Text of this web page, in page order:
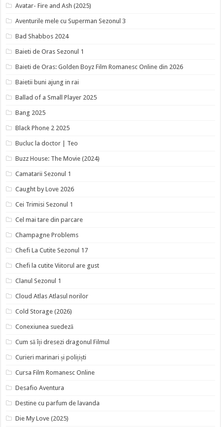
Avatar- Fire and Ash (2025)
Aventurile mele cu Superman Sezonul 3
Bad Shabbos 2024
Baieti de Oras Sezonul 1
Baieti de Oras: Golden Boyz Film Romanesc Online din 2026
Baietii buni ajung in rai
Ballad of a Small Player 2025
Bang 2025
Black Phone 2 2025
Bucluc la doctor | Teo
Buzz House: The Movie (2024)
Camatarii Sezonul 1
Caught by Love 2026
Cei Trimisi Sezonul 1
Cel mai tare din parcare
Champagne Problems
Chefi La Cutite Sezonul 17
Chefi la cutite Viitorul are gust
Clanul Sezonul 1
Cloud Atlas Atlasul norilor
Cold Storage (2026)
Conexiunea suedeză
Cum să îți dresezi dragonul Filmul
Curieri marinari și polițiști
Cursa Film Romanesc Online
Desafio Aventura
Destine cu parfum de lavanda
Die My Love (2025)